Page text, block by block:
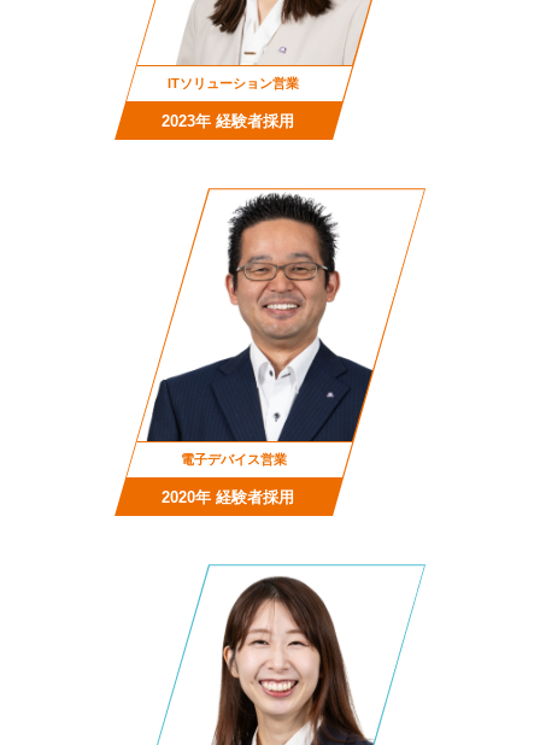
ITソリューション営業
2023年 経験者採用
電子デバイス営業
2020年 経験者採用